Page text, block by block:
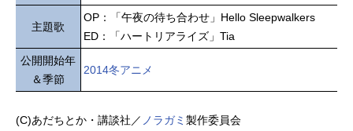
主題歌
OP：「午夜の待ち合わせ」Hello Sleepwalkers
ED：「ハートリアライズ」Tia
公開開始年
＆季節
2014冬アニメ
(C)あだちとか・講談社／ ノラガミ 製作委員会